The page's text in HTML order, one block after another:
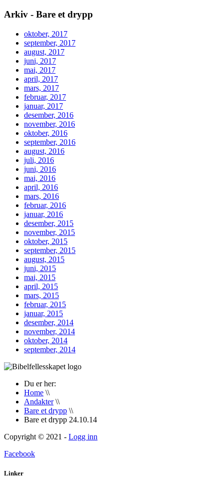
Arkiv - Bare et drypp
oktober, 2017
september, 2017
august, 2017
juni, 2017
mai, 2017
april, 2017
mars, 2017
februar, 2017
januar, 2017
desember, 2016
november, 2016
oktober, 2016
september, 2016
august, 2016
juli, 2016
juni, 2016
mai, 2016
april, 2016
mars, 2016
februar, 2016
januar, 2016
desember, 2015
november, 2015
oktober, 2015
september, 2015
august, 2015
juni, 2015
mai, 2015
april, 2015
mars, 2015
februar, 2015
januar, 2015
desember, 2014
november, 2014
oktober, 2014
september, 2014
Du er her:
Home \\
Andakter \\
Bare et drypp \\
Bare et drypp 24.10.14
Copyright © 2021 - Logg inn
Facebook
Linker